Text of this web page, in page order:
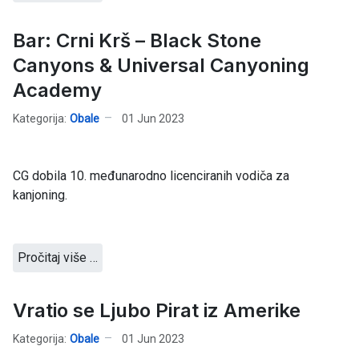
Bar: Crni Krš – Black Stone
Canyons & Universal Canyoning
Academy
Kategorija: Obale 01 Jun 2023
CG dobila 10. međunarodno licenciranih vodiča za
kanjoning.
Pročitaj više …
Vratio se Ljubo Pirat iz Amerike
Kategorija: Obale 01 Jun 2023